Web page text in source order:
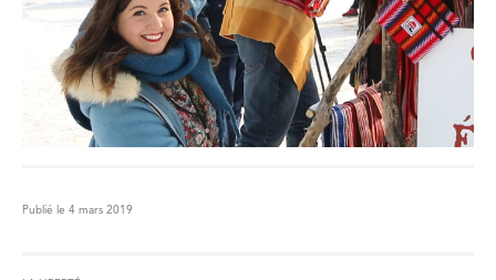
Publié le 4 mars 2019